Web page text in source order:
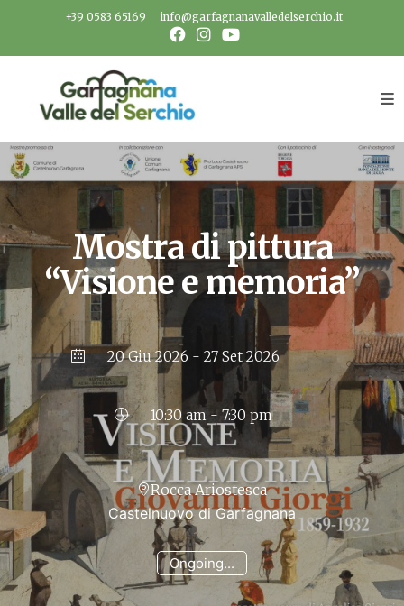
+39 0583 65169 info@garfagnanavalledelserchio.it
Mostra di pittura
“Visione e memoria”
20 Giu 2026 - 27 Set 2026
Ongoing...
10:30 am - 7:30 pm
Rocca Ariostesca
Castelnuovo di Garfagnana